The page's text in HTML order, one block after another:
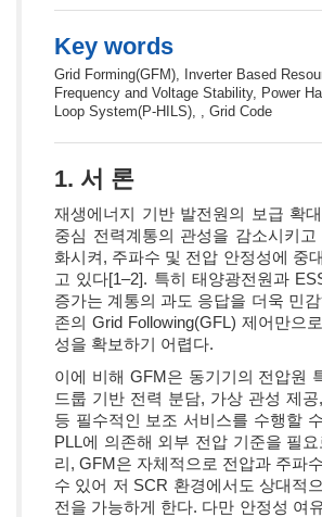
Key words
Grid Forming(GFM), Inverter Based
Frequency and Voltage Stability, Power
Loop System(P-HILS), , Grid Code
1. 서 론
재생에너지 기반 발전원의 보급 확
중심 전력계통의 관성을 감소시키
화시켜, 주파수 및 전압 안정성에 중
고 있다[1–2]. 특히 태양광전원과
증가는 계통의 과도 응답을 더욱 민
존의 Grid Following(GFL) 제어만으
성을 확보하기 어렵다.
이에 비해 GFM은 동기기의 전압원
드룹 기반 전력 분담, 가상 관성 제
등 필수적인 보조 서비스를 수행할
PLL에 의존해 외부 전압 기준을 필
리, GFM은 자체적으로 전압과 주파
수 있어 저 SCR 환경에서도 상대적
전을 가능하게 한다. 다만 안정성 여